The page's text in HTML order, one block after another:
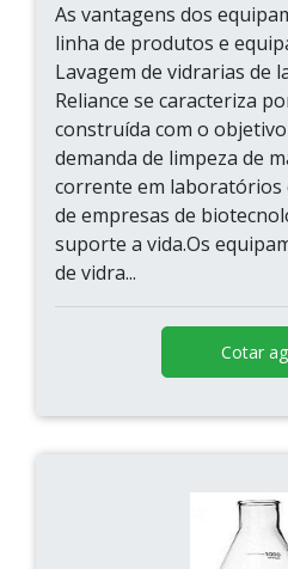
As vantagens dos
linha de produtos e
Lavagem de vidrarias de
Reliance se caracteriza
construída com o
demanda de limpeza de
corrente em laboratórios
de empresas de
suporte a vida.Os
de vidra...
Cotar